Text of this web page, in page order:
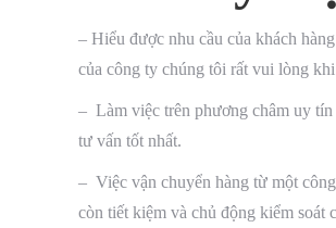
– Hiểu được nhu cầu của khách
của công ty chúng tôi rất vui lòng
– Làm việc trên phương châm uy tín
tư vấn tốt nhất.
– Việc vận chuyển hàng từ một
còn tiết kiệm và chủ động kiểm soát